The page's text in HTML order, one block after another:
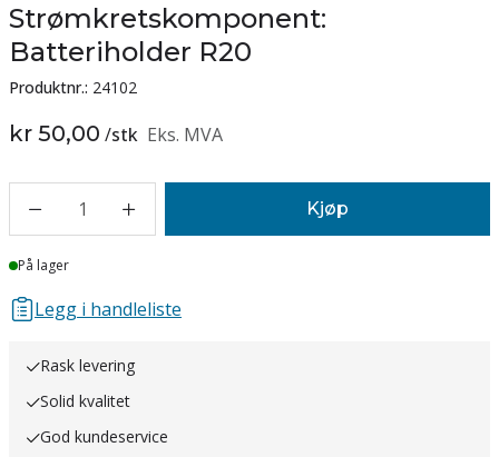
Strømkretskomponent:
Batteriholder R20
Produktnr.: 24102
kr 50,00 /stk Eks. MVA
1 Kjøp
Lager
På lager
Legg i handleliste
Rask levering
Solid kvalitet
God kundeservice